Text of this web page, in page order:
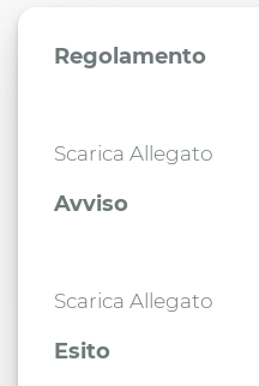
Regolamento
Scarica Allegato
Avviso
Scarica Allegato
Esito